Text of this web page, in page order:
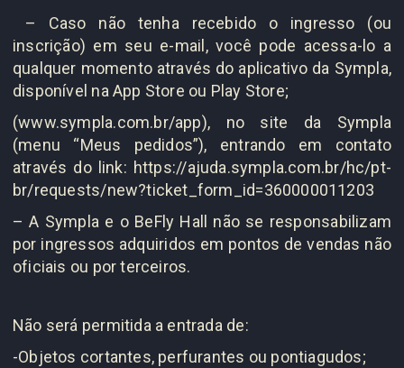
– Caso não tenha recebido o ingresso (ou
inscrição) em seu e-mail, você pode acessa-lo a
qualquer momento através do aplicativo da Sympla,
disponível na App Store ou Play Store;
(www.sympla.com.br/app), no site da Sympla
(menu “Meus pedidos”), entrando em contato
através do link: https://ajuda.sympla.com.br/hc/pt-
br/requests/new?ticket_form_id=360000011203
– A Sympla e o BeFly Hall não se responsabilizam
por ingressos adquiridos em pontos de vendas não
oficiais ou por terceiros.
Não será permitida a entrada de:
-Objetos cortantes, perfurantes ou pontiagudos;